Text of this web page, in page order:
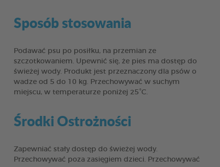
Sposób stosowania
Podawać psu po posiłku, na przemian ze
szczotkowaniem. Upewnić się, że pies ma dostęp do
świeżej wody. Produkt jest przeznaczony dla psów o
wadze od 5 do 10 kg. Przechowywać w suchym
miejscu, w temperaturze poniżej 25°C.
Środki Ostrożności
Zapewniać stały dostęp do świeżej wody.
Przechowywać poza zasięgiem dzieci. Przechowywać